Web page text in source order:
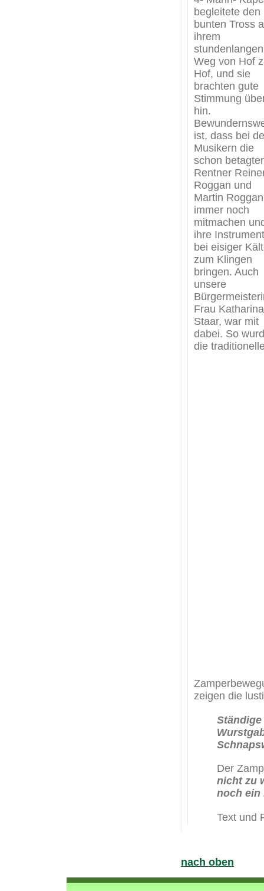
begleitete den
bunten Tross
ihrem
stundenlangen
Weg von Hof
Hof, und sie
brachten gute
Stimmung
hin.
ist, dass bei
Musikern die
schon
Rentner
Roggan und
Martin Roggan
immer noch
mitmachen
ihre
bei eisiger
zum Klingen
bringen. Auch
unsere
Frau Katharina
Staar, war mit
dabei. So
die
zeigen die
Der
nicht zu
noch ein
Text und
nach oben